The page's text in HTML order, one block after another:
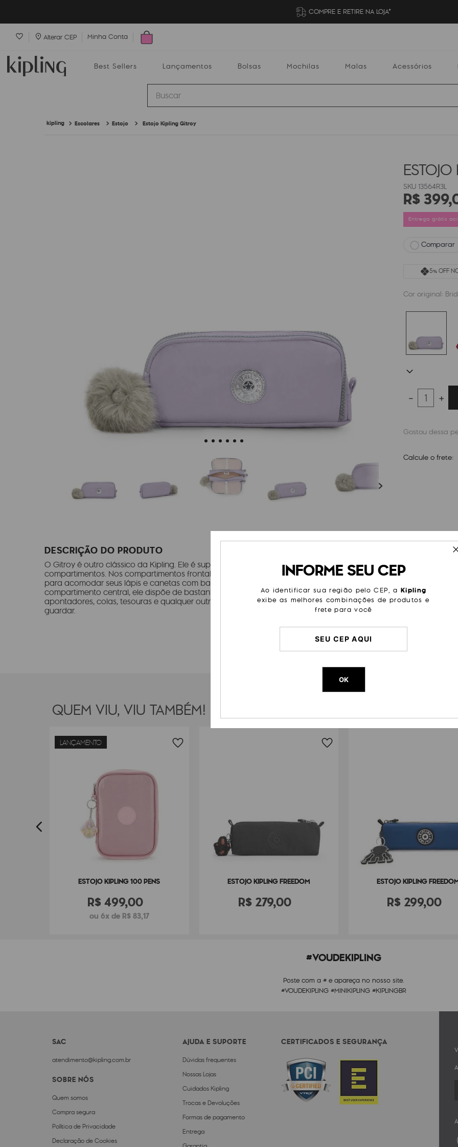
COMPRE E RETIRE NA LOJA*
Alterar CEP Minha Conta
Best Sellers Lançamentos Bolsas Mochilas Malas Acessórios
Buscar
Escolares Estojo Estojo Kipling Gitroy
13564R3L
R$399,
Entrega grátis
Comparar
5% OFF
Cor original:
＋
－
Calcule o frete:
DESCRIÇÃO DO PRODUTO
O Gitroy é outro clássico da Kipling. Ele é super espaçoso, e contém três
compartimentos. Nos compartimentos frontal e traseiro, ele possui 24 elásticos
para acomodar seus lápis e canetas com bastante segurança. Em seu
compartimento central, ele dispõe de bastante espaço para borrachas,
apontadores, colas, tesouras e qualquer outro material que você precise
guardar.
Tamanho
Modelo
Categoria
Bridal
Peso
QUEM VIU, VIU TAMBÉM!
LANÇAMENTO
ESTOJO KIPLING 100 PENS
R$ 499,00
ou 6x de R$ 83,17
ESTOJO KIPLING FREEDOM
R$ 279,00
ESTOJO KIPLING
R$ 299,00
#VOUDEKIPLING
Poste com a # e apareça no nosso site.
#VOUDEKIPLING #MINIKIPLING #KIPLINGBR
SAC
atendimento@kipling.com.br
SOBRE NÓS
Quem somos
Compra segura
Política de Privacidade
Declaração de Cookies
AJUDA E SUPORTE
Dúvidas frequentes
Nossas Lojas
Cuidados Kipling
Trocas e Devoluções
Formas de pagamento
Entrega
CERTIFICADOS E SEGURANÇA
INFORME SEU CEP
Ao identificar sua região pelo CEP, a Kipling
exibe as melhores combinações de produtos e
frete para você
OK